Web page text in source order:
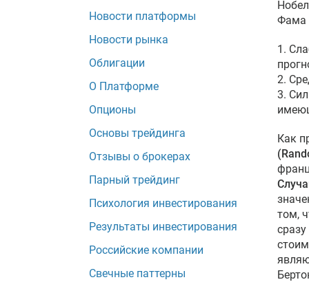
Новости платформы
Новости рынка
Облигации
О Платформе
Опционы
Основы трейдинга
Отзывы о брокерах
Парный трейдинг
Психология инвестирования
Результаты инвестирования
Российские компании
Свечные паттерны
Фама
1.
2.
3.
Как
том,